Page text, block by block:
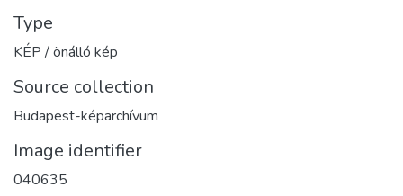
Type
KÉP / önálló kép
Source collection
Budapest-képarchívum
Image identifier
040635